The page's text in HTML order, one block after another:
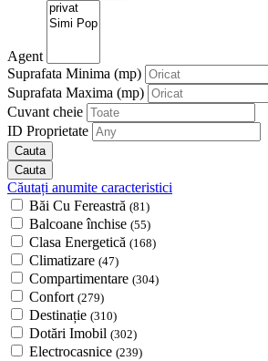
Agent
Suprafata Minima (mp)
Suprafata Maxima (mp)
Cuvant cheie
ID Proprietate
Căutați anumite caracteristici
Băi Cu Fereastră (81)
Balcoane închise (55)
Clasa Energetică (168)
Climatizare (47)
Compartimentare (304)
Confort (279)
Destinație (310)
Dotări Imobil (302)
Electrocasnice (239)